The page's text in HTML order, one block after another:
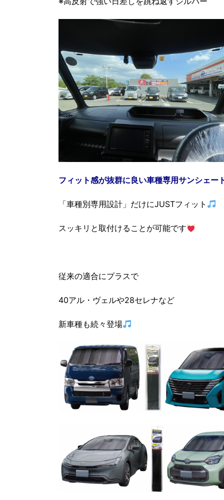
フィット感が抜群に良い車種専用サンシェー
「車種別専用設計」だけにJUSTフィット
スッキリと取付けることが可能です
従来の適合にプラスで
40アル・ヴェルや28セレナなど
新車種も続々登場